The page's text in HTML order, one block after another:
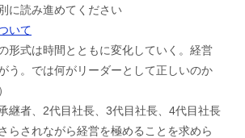
に読み進めてください
いて
形式は時間とともに変化していく。経営
う。では何がリーダーとして正しいのか
継者、2代目社長、3代目社長、4代目社長
らされながら経営を極めることを求めら